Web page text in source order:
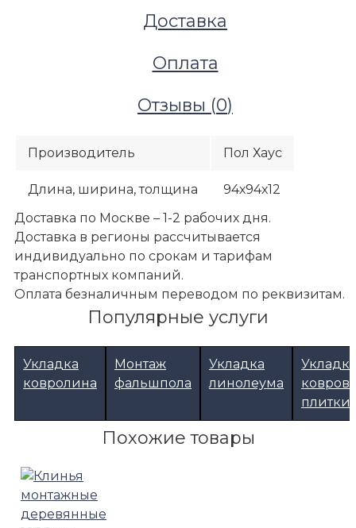
Аксессуары для фальшпола
Пол Хаус GS-S1 Гаскет фальшпола
Доставка
Оплата
Отзывы (0)
Производитель Пол Хаус
Длина, ширина, толщина
94х94х12
Доставка по Москве – 1-2 рабочих дня.
Доставка в регионы рассчитывается
индивидуально по срокам и тарифам
транспортных компаний.
Оплата безналичным переводом по реквизитам.
Популярные услуги
Укладка
ковролина
Монтаж
фальшпола
Укладка
линолеума
Укладка
плитки
Похожие товары